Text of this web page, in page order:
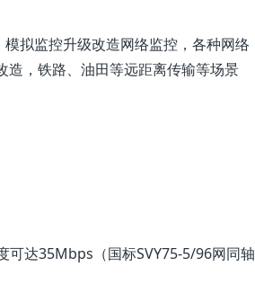
拟监控升级改造网络监控，各种网络
，铁路、油田等远距离传输等场景
达35Mbps（国标SVY75-5/96网同轴